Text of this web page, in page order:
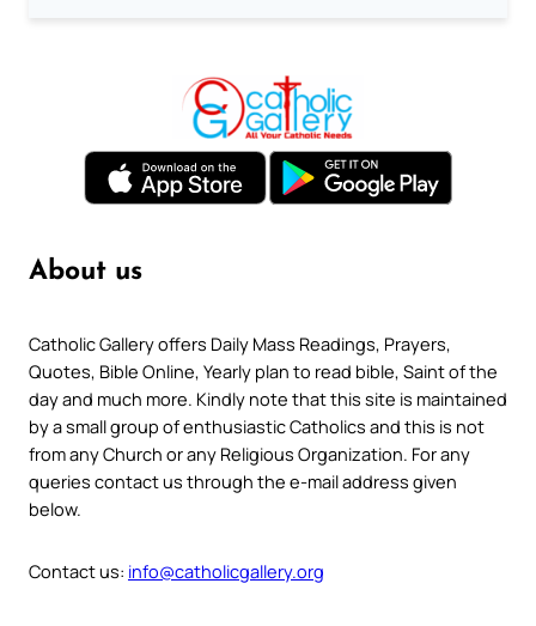
About us
Catholic Gallery offers Daily Mass Readings, Prayers,
Quotes, Bible Online, Yearly plan to read bible, Saint of the
day and much more. Kindly note that this site is maintained
by a small group of enthusiastic Catholics and this is not
from any Church or any Religious Organization. For any
queries contact us through the e-mail address given
below.
Contact us: info@catholicgallery.org